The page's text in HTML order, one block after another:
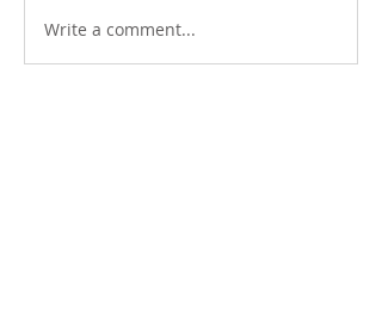
Write a comment...